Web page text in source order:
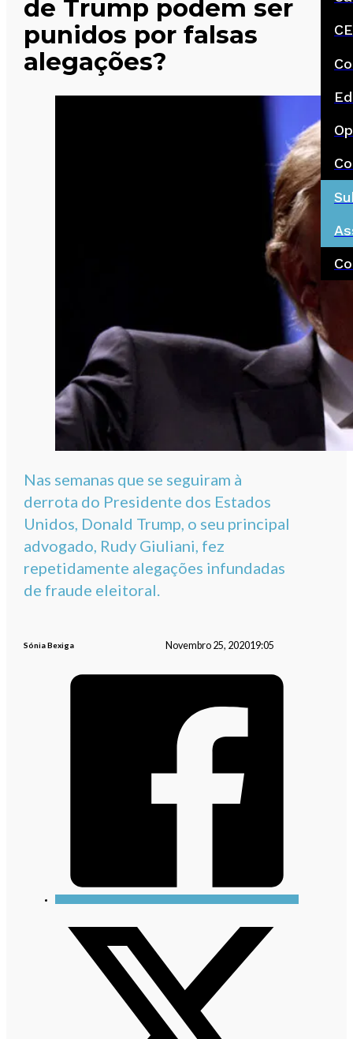
de Trump podem ser
punidos por falsas
alegações?
Nas semanas que se seguiram à
derrota do Presidente dos Estados
Unidos, Donald Trump, o seu principal
advogado, Rudy Giuliani, fez
repetidamente alegações infundadas
de fraude eleitoral.
Sónia Bexiga Novembro 25, 202019:05